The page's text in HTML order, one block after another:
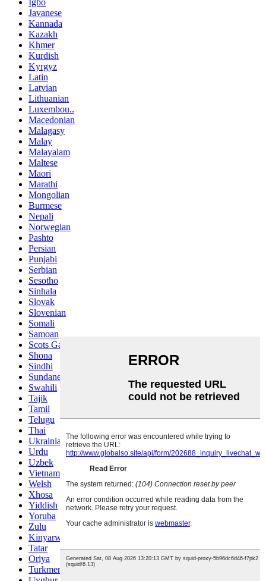
Javanese
Kannada
Kazakh
Khmer
Kurdish
Kyrgyz
Latin
Latvian
Lithuanian
Luxembou..
Macedonian
Malagasy
Malay
Malayalam
Maltese
Maori
Marathi
Mongolian
Burmese
Nepali
Norwegian
Pashto
Persian
Punjabi
Serbian
Sesotho
Sinhala
Slovak
Slovenian
Somali
Samoan
Scots Gaelic
Shona
Sindhi
Sundanese
Swahili
Tajik
Tamil
Telugu
Thai
Ukrainian
Urdu
Uzbek
Vietnamese
Welsh
Xhosa
Yiddish
Yoruba
Zulu
Kinyarwanda
Tatar
Oriya
Turkmen